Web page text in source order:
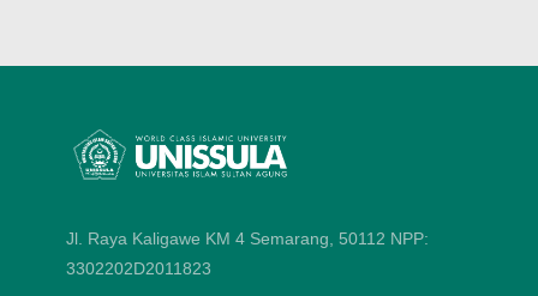
Jl. Raya Kaligawe KM 4 Semarang, 50112 NPP:
3302202D2011823